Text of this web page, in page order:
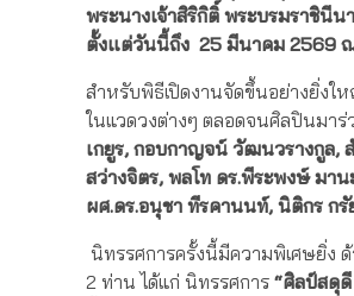
พระนางเจ้าสิริกิติ์ พระบรมราชินี
ตั้งแต่วันนี้ถึง 25 มีนาคม 2569
สำหรับพิธีเปิดงานจัดขึ้นอย่างยิ่งใ
ในแวดวงต่างๆ ตลอดจนศิลปินมาร่
เกยูร, กอบกาญจน์ วัฒนวรางกูล,
สว่างจิตร, พลโท ดร.พีระพงษ์ มา
ผศ.ดร.อนุชา ทีรคานนท์, นิติกร ก
นิทรรศการครั้งนี้มีความพิเศษยิ่ง
2 ท่าน ได้แก่ นิทรรศการ “ศิลป์สดุ